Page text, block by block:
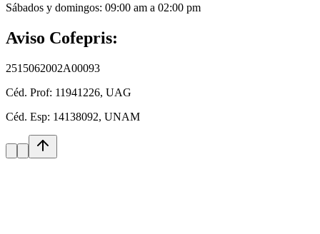
Sábados y domingos: 09:00 am a 02:00 pm
Aviso Cofepris:
2515062002A00093
Céd. Prof: 11941226, UAG
Céd. Esp: 14138092, UNAM